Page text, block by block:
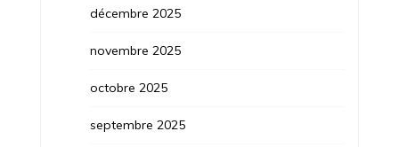
décembre 2025
novembre 2025
octobre 2025
septembre 2025